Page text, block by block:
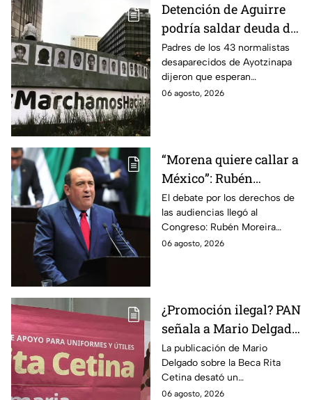
Detención de Aguirre
podría saldar deuda de
justicia: padres de los
43 de Ayotzinapa
Padres de los 43 normalistas
desaparecidos de Ayotzinapa
dijeron que esperan
información oficial sobre la
06 agosto, 2026
“Morena quiere callar a
México”: Rubén
Moreira pide frenar
discusión de
lineamientos de
audiencias hasta
El debate por los derechos de
las audiencias llegó al
Congreso: Rubén Moreira
reclama una consulta con
06 agosto, 2026
¿Promoción ilegal? PAN
señala a Mario Delgado
por publicación sobre
la Beca Rita Cetina
La publicación de Mario
Delgado sobre la Beca Rita
Cetina desató un
enfrentamiento entre Morena
06 agosto, 2026